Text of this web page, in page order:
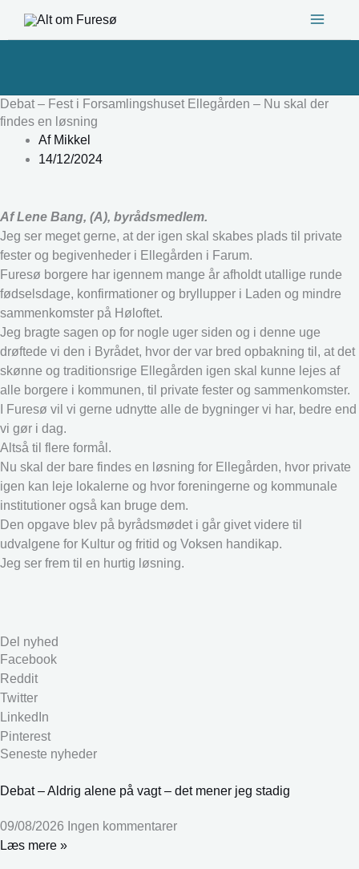
Debat – Fest i Forsamlingshuset Ellegården – Nu skal der
findes en løsning
AfMikkel
14/12/2024
Af Lene Bang, (A), byrådsmedlem.
Jeg ser meget gerne, at der igen skal skabes plads til private
fester og begivenheder i Ellegården i Farum.
Furesø borgere har igennem mange år afholdt utallige runde
fødselsdage, konfirmationer og bryllupper i Laden og mindre
sammenkomster på Høloftet.
Jeg bragte sagen op for nogle uger siden og i denne uge
drøftede vi den i Byrådet, hvor der var bred opbakning til, at det
skønne og traditionsrige Ellegården igen skal kunne lejes af
alle borgere i kommunen, til private fester og sammenkomster.
I Furesø vil vi gerne udnytte alle de bygninger vi har, bedre end
vi gør i dag.
Altså til flere formål.
Nu skal der bare findes en løsning for Ellegården, hvor private
igen kan leje lokalerne og hvor foreningerne og kommunale
institutioner også kan bruge dem.
Den opgave blev på byrådsmødet i går givet videre til
udvalgene for Kultur og fritid og Voksen handikap.
Jeg ser frem til en hurtig løsning.
Del nyhed
Facebook
Reddit
Twitter
LinkedIn
Pinterest
Seneste nyheder
Debat – Aldrig alene på vagt – det mener jeg stadig
09/08/2026 Ingen kommentarer
Læs mere »